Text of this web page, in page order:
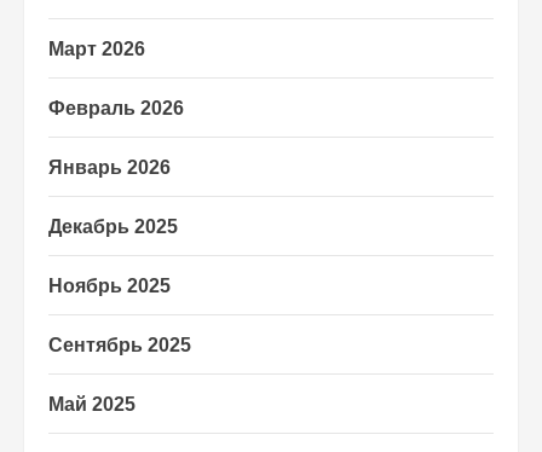
Март 2026
Февраль 2026
Январь 2026
Декабрь 2025
Ноябрь 2025
Сентябрь 2025
Май 2025